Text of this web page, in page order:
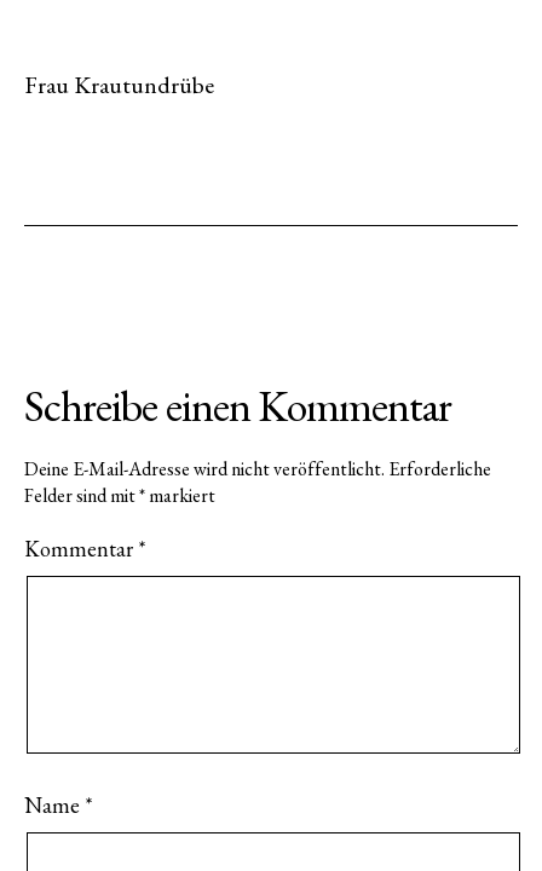
Frau Krautundrübe
Schreibe einen Kommentar
Deine E-Mail-Adresse wird nicht veröffentlicht. Erforderliche
Felder sind mit*markiert
Kommentar *
Name *